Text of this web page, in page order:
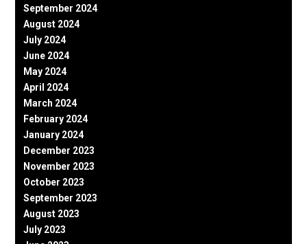
September 2024
August 2024
July 2024
June 2024
May 2024
April 2024
March 2024
February 2024
January 2024
December 2023
November 2023
October 2023
September 2023
August 2023
July 2023